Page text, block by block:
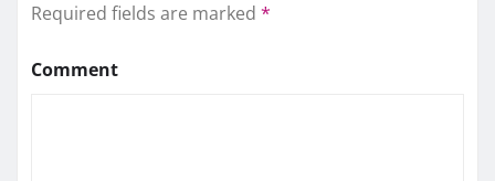
Required fields are marked *
Comment